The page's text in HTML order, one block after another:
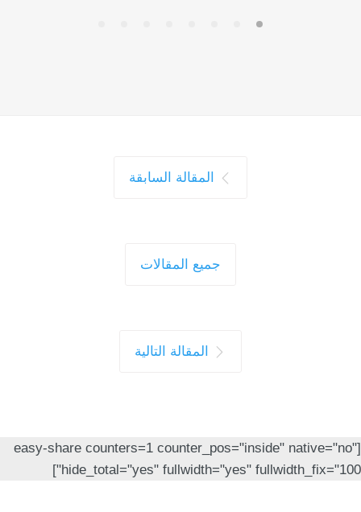
المقالة السابقة
جميع المقالات
المقالة التالية
[easy-share counters=1 counter_pos="inside" native="no"
hide_total="yes" fullwidth="yes" fullwidth_fix="100"]